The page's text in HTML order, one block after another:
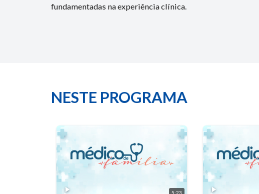
fundamentadas na experiência clínica.
NESTE PROGRAMA
5:23